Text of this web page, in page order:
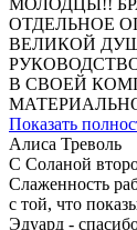
ОТДЕЛЬНОЕ
ВЕЛИКОЙ
В СВОЕЙ
Показать
Алиса Треволь
С Соланой
Слаженность
с той, что
Эдуард -